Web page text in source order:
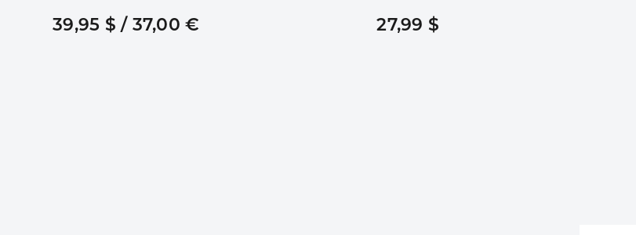
39,95 $ / 37,00 € 27,99 $